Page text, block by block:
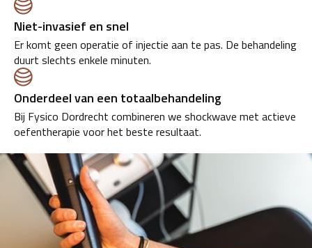
Niet-invasief en snel
Er komt geen operatie of injectie aan te pas. De behandeling
duurt slechts enkele minuten.
Onderdeel van een totaalbehandeling
Bij Fysico Dordrecht combineren we shockwave met actieve
oefentherapie voor het beste resultaat.